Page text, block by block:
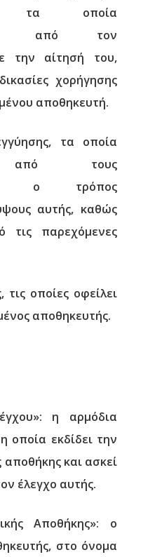
τα οποία
από τον
την αίτησή του,
χορήγησης
αποθηκευτή.
τα οποία
από τους
ο τρόπος
αυτής, καθώς
τις παρεχόμενες
οποίες οφείλει
αποθηκευτής.
η αρμόδια
οποία εκδίδει την
αποθήκης και ασκεί
έλεγχο αυτής.
Αποθήκης»: ο
στο όνομα